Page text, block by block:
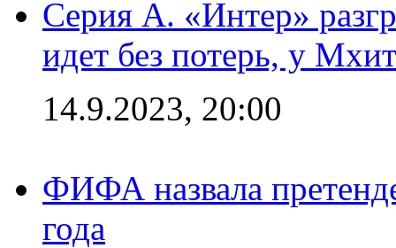
Серия А. «Интер»
идет без потерь, у
14.9.2023, 20:00
ФИФА назвала
года